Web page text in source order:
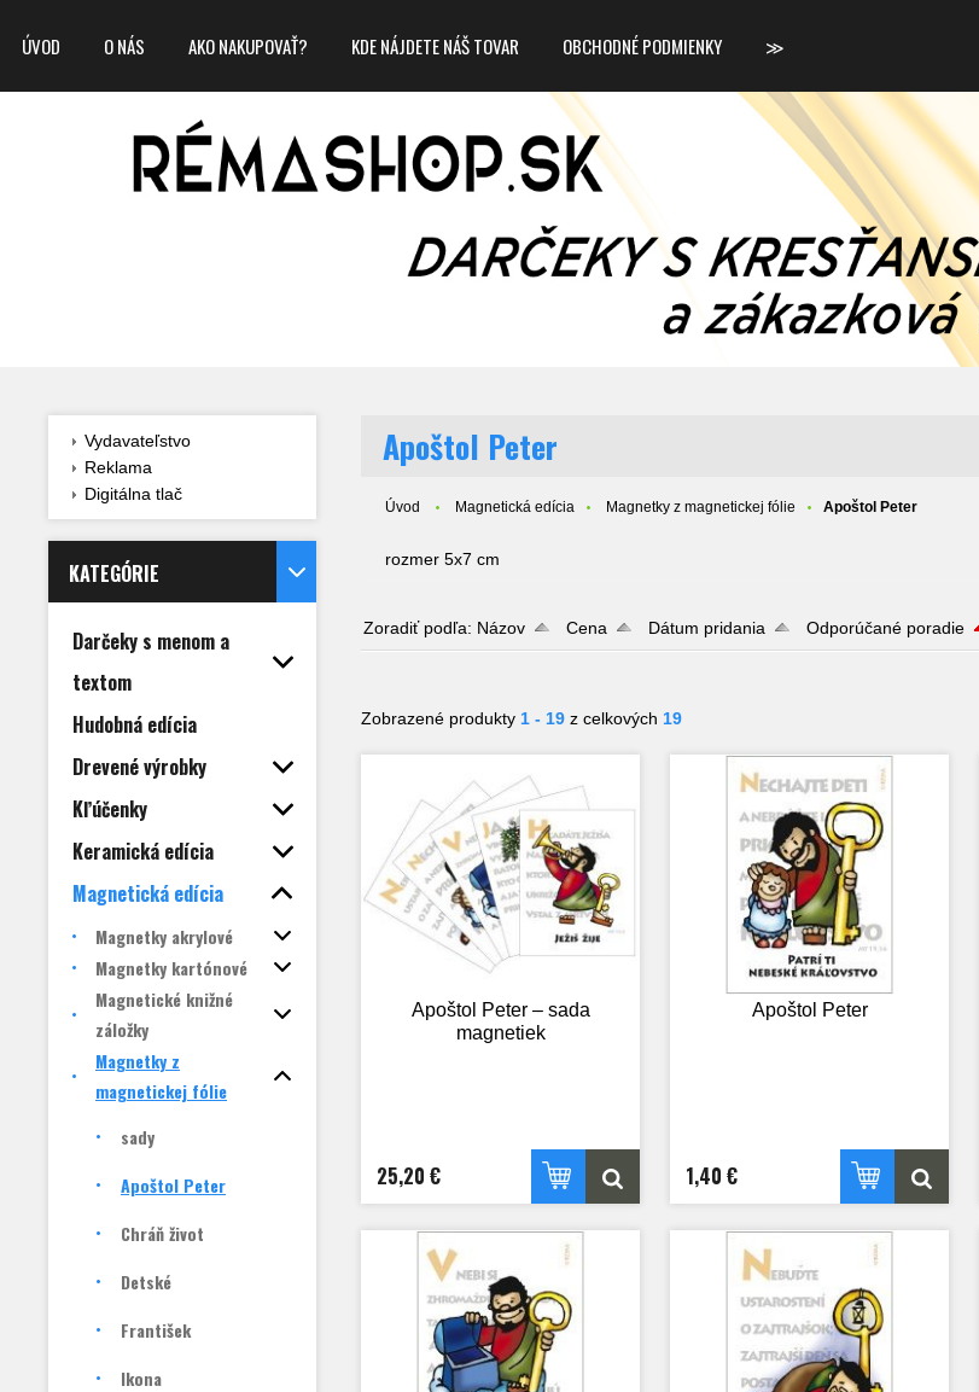
ÚVOD O NÁS AKO NAKUPOVAŤ? KDE NÁJDETE NÁŠ TOVAR OBCHODNÉ PODMIENKY ≫
Vydavateľstvo
Reklama
Digitálna tlač
KATEGÓRIE
Darčeky s menom a
textom
Hudobná edícia
Drevené výrobky
Kľúčenky
Keramická edícia
Magnetická edícia
Magnetky akrylové
Magnetky kartónové
Magnetické knižné
záložky
Magnetky z
magnetickej fólie
sady
Apoštol Peter
Chráň život
Detské
František
Ikona
Apoštol Peter
Úvod Magnetická edícia Magnetky z magnetickej fólie Apoštol Peter
rozmer 5x7 cm
Zoradiť podľa: Názov Cena Dátum pridania Odporúčané poradie
Zobrazené produkty 1 - 19 z celkových 19
Apoštol Peter – sada
magnetiek
25,20 €
Apoštol Peter
1,40 €